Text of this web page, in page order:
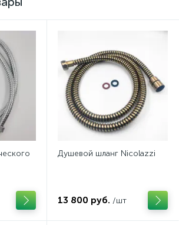
Душевой шланг Nicolazzi
13 800 руб. /шт